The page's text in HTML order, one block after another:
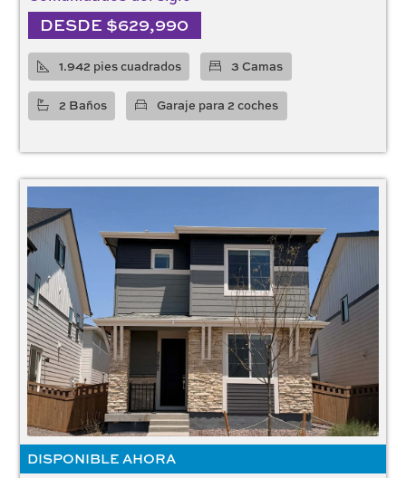
DESDE $629,990
1.942 pies cuadrados 3 Camas
2 Baños Garaje para 2 coches
DISPONIBLE AHORA